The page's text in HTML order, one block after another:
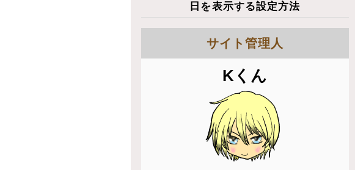
日を表示する設定方法
サイト管理人
Kくん